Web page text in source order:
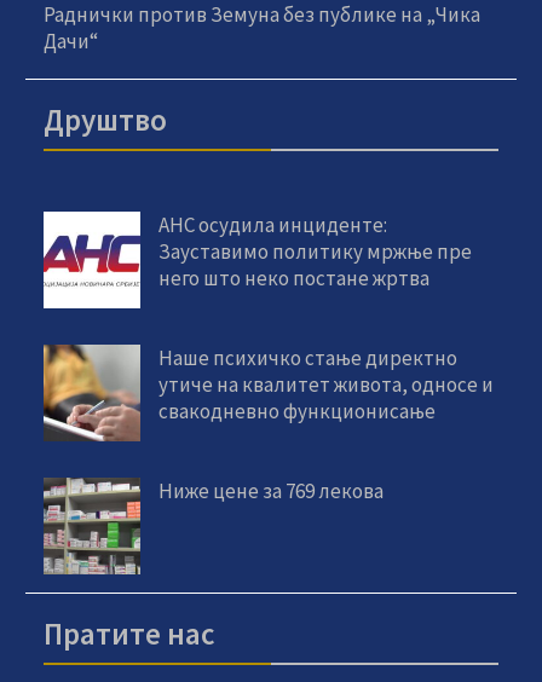
Раднички против Земуна без публике на „Чика
Дачи“
Друштво
АНС осудила инциденте:
Зауставимо политику мржње пре
него што неко постане жртва
Наше психичко стање директно
утиче на квалитет живота, односе и
свакодневно функционисање
Ниже цене за 769 лекова
Пратите нас